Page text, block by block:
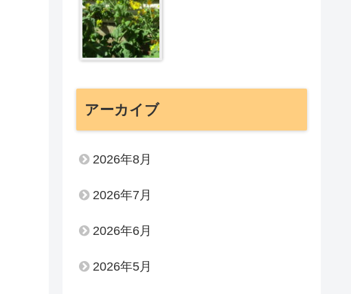
アーカイブ
2026年8月
2026年7月
2026年6月
2026年5月